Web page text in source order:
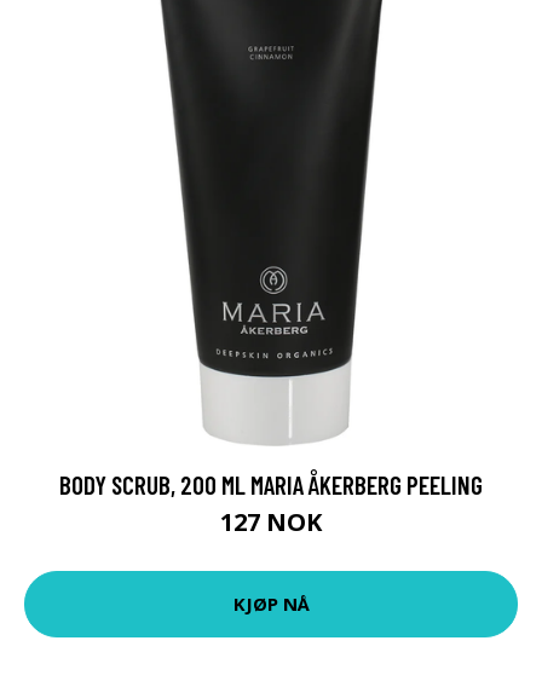
BODY SCRUB, 200 ML MARIA ÅKERBERG PEELING
127 NOK
KJØP NÅ